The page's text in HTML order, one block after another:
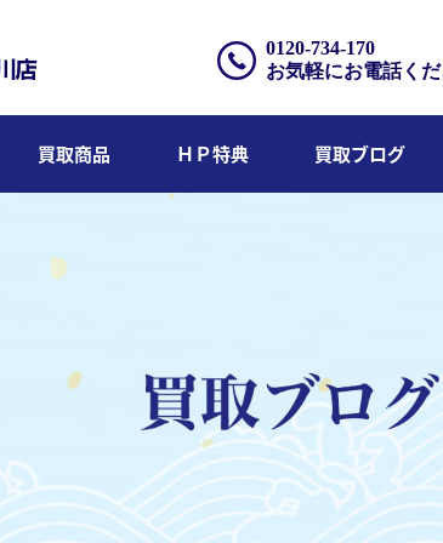
0120-734-170
お気軽にお電話く
買取商品 ＨＰ特典 買取ブログ